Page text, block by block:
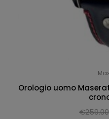
Orologio uomo
€259.00